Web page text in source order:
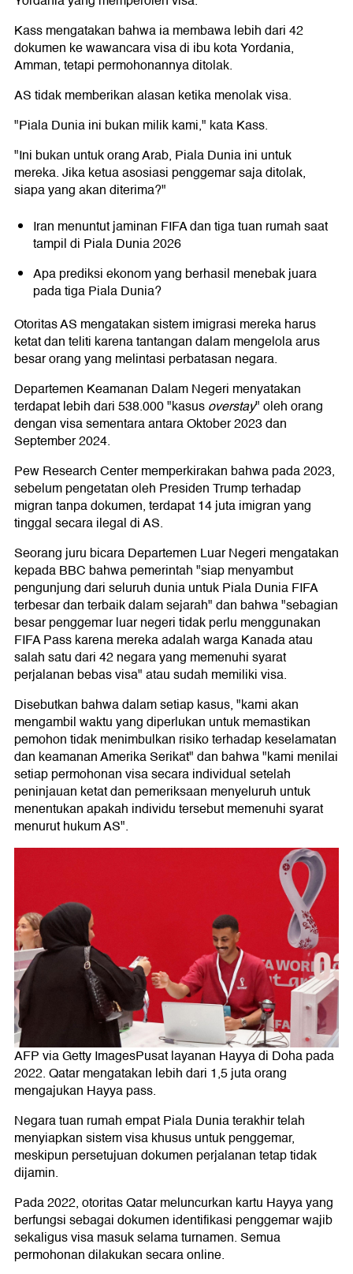
Kass mengatakan bahwa ia membawa lebih dari 42
dokumen ke wawancara visa di ibu kota Yordania,
Amman, tetapi permohonannya ditolak.
AS tidak memberikan alasan ketika menolak visa.
"Piala Dunia ini bukan milik kami," kata Kass.
"Ini bukan untuk orang Arab, Piala Dunia ini untuk
mereka. Jika ketua asosiasi penggemar saja ditolak,
siapa yang akan diterima?"
Iran menuntut jaminan FIFA dan tiga tuan rumah saat
tampil di Piala Dunia 2026
Apa prediksi ekonom yang berhasil menebak juara
pada tiga Piala Dunia?
Otoritas AS mengatakan sistem imigrasi mereka harus
ketat dan teliti karena tantangan dalam mengelola arus
besar orang yang melintasi perbatasan negara.
Departemen Keamanan Dalam Negeri menyatakan
terdapat lebih dari 538.000 "kasusoverstay" oleh orang
dengan visa sementara antara Oktober 2023 dan
September 2024.
Pew Research Center memperkirakan bahwa pada 2023,
sebelum pengetatan oleh Presiden Trump terhadap
migran tanpa dokumen, terdapat 14 juta imigran yang
tinggal secara ilegal di AS.
Seorang juru bicara Departemen Luar Negeri mengatakan
kepada BBC bahwa pemerintah "siap menyambut
pengunjung dari seluruh dunia untuk Piala Dunia FIFA
terbesar dan terbaik dalam sejarah" dan bahwa "sebagian
besar penggemar luar negeri tidak perlu menggunakan
FIFA Pass karena mereka adalah warga Kanada atau
salah satu dari 42 negara yang memenuhi syarat
perjalanan bebas visa" atau sudah memiliki visa.
Disebutkan bahwa dalam setiap kasus, "kami akan
mengambil waktu yang diperlukan untuk memastikan
pemohon tidak menimbulkan risiko terhadap keselamatan
dan keamanan Amerika Serikat" dan bahwa "kami menilai
setiap permohonan visa secara individual setelah
peninjauan ketat dan pemeriksaan menyeluruh untuk
menentukan apakah individu tersebut memenuhi syarat
menurut hukum AS".
AFP via Getty ImagesPusat layanan Hayya di Doha pada
2022. Qatar mengatakan lebih dari 1,5 juta orang
mengajukan Hayya pass.
Negara tuan rumah empat Piala Dunia terakhir telah
menyiapkan sistem visa khusus untuk penggemar,
meskipun persetujuan dokumen perjalanan tetap tidak
dijamin.
Pada 2022, otoritas Qatar meluncurkan kartu Hayya yang
berfungsi sebagai dokumen identifikasi penggemar wajib
sekaligus visa masuk selama turnamen. Semua
permohonan dilakukan secara online.